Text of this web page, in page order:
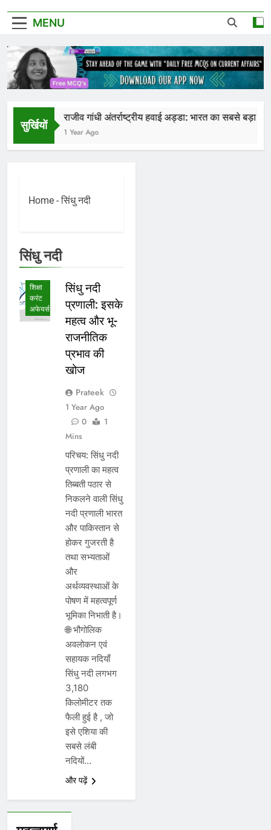
MENU
सुर्खियों
राजीव गांधी अंतर्राष्ट्रीय हवाई अड्डा: भारत का सबसे बड़ा
1 Year Ago
Home -सिंधु नदी
सिंधु नदी
राष्ट्रीय
करंट
अफेयर्स
शिक्षा
करंट
अफेयर्स
सिंधु नदी
प्रणाली: इसके
महत्व और भू-
राजनीतिक
प्रभाव की
खोज
Prateek
1 Year Ago
0
1
Mins
परिचय: सिंधु नदी
प्रणाली का महत्व
तिब्बती पठार से
निकलने वाली सिंधु
नदी प्रणाली भारत
और पाकिस्तान से
होकर गुजरती है
तथा सभ्यताओं
और
अर्थव्यवस्थाओं के
पोषण में महत्वपूर्ण
भूमिका निभाती है।
🌐 भौगोलिक
अवलोकन एवं
सहायक नदियाँ
सिंधु नदी लगभग
3,180
किलोमीटर तक
फैली हुई है , जो
इसे एशिया की
सबसे लंबी
नदियों…
और पढ़ें